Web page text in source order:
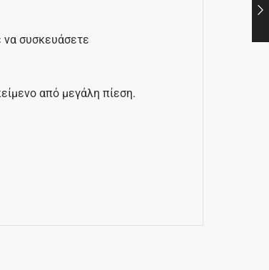
να συσκευάσετε
από μεγάλη πίεση.